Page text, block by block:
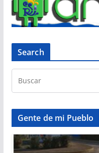
Search
Gente de mi Pueblo